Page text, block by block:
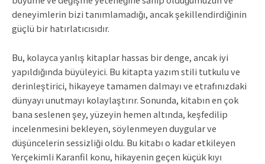
deneyimlerin bizi tanımlamadığı, ancak şekillendirdiğinin
güçlü bir hatırlatıcısıdır.
Bu, kolayca yanlış kitaplar hassas bir denge, ancak iyi
yapıldığında büyüleyici. Bu kitapta yazım stili tutkulu ve
derinleştirici, hikayeye tamamen dalmayı ve etrafınızdaki
dünyayı unutmayı kolaylaştırır. Sonunda, kitabın en çok
bana seslenen şey, yüzeyin hemen altında, keşfedilip
incelenmesini bekleyen, söylenmeyen duygular ve
düşüncelerin sessizliği oldu. Bu kitabı o kadar etkileyen
Yerçekimli Karanfil konu, hikayenin geçen küçük kıyı